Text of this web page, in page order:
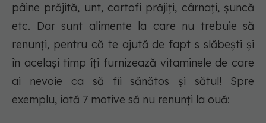
pâine prăjită, unt, cartofi prăjiți, cârnați, șuncă
etc. Dar sunt alimente la care nu trebuie să
renunți, pentru că te ajută de fapt s slăbești și
în același timp îți furnizează vitaminele de care
ai nevoie ca să fii sănătos și sătul! Spre
exemplu, iată 7 motive să nu renunți la ouă: